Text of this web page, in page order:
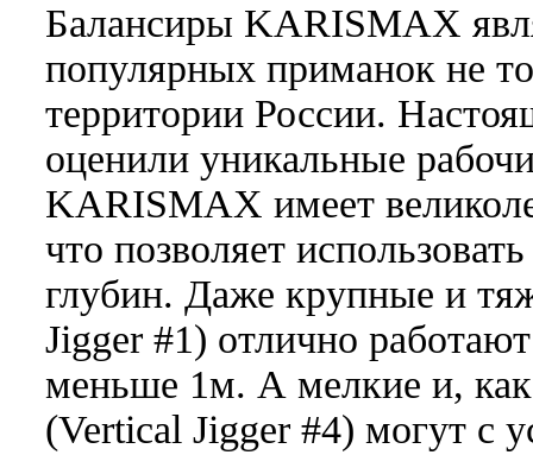
Балансиры KARISMAX
популярных приманок не
территории России.
оценили уникальные
KARISMAX имеет
что позволяет
глубин. Даже крупные и
Jigger #1) отлично
меньше 1м. А мелкие и, как
(Vertical Jigger #4) могут с